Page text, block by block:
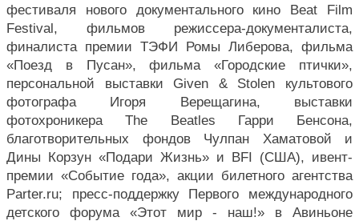
фестиваля нового документального кино Beat Film
Festival, фильмов режиссера-документалиста,
финалиста премии ТЭФИ Ромы Либерова, фильма
«Поезд в Пусан», фильма «Городские птички»,
персональной выставки Given & Stolen культового
фотографа Игоря Верещагина, выставки
фотохроникера The Beatles Гарри Бенсона,
благотворительных фондов Чулпан Хаматовой и
Дины Корзун «Подари Жизнь» и BFI (США), ивент-
премии «Событие года», акции билетного агентства
Parter.ru; пресс-поддержку Первого международного
детского форума «Этот мир - наш!» в Авиньоне